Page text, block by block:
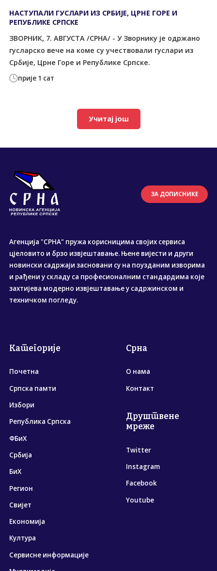
прије 1 сат
НАСТУПАЛИ ГУСЛАРИ ИЗ СРБИЈЕ, ЦРНЕ ГОРЕ И
РЕПУБЛИКЕ СРПСКЕ
ЗВОРНИК, 7. АВГУСТА /СРНА/ - У Зворнику је одржано
гусларско вече на коме су учествовали гуслари из
Србије, Црне Горе и Републике Српске.
Учитај још
ЗА ДОПИСНИКЕ
Агенција "СРНА" пружа корисницима својих сервиса
цјеловито и брзо извјештавање. Њене вијести и други
новински садржаји засновани су на поузданим изворима
и рађени у складу са професионалним стандардима које
захтијева модерно извјештавање у садржинском и
техничком погледу.
Категорије
Почетна
Српска памти
Избори
Република Српска
ФБиХ
Србија
БиХ
Регион
Свијет
Економија
Култура
Сервисне информације
Срна
О нама
Контакт
Друштвене
мреже
Twitter
Instagram
Facebook
Youtube